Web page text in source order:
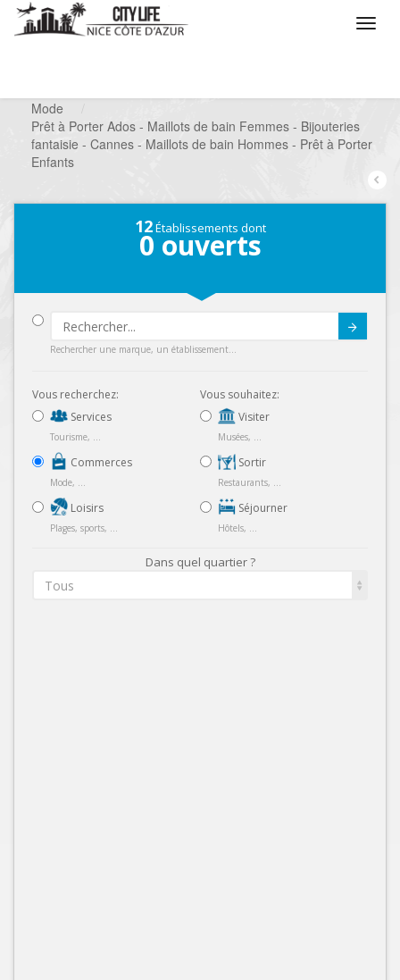
Mode
Prêt à Porter Ados - Maillots de bain Femmes - Bijouteries
fantaisie - Cannes - Maillots de bain Hommes - Prêt à Porter
Enfants
12Établissements dont
0 ouverts
Rechercher une marque, un établissement...
Vous recherchez:
Services
Tourisme, ...
Commerces
Mode, ...
Loisirs
Plages, sports, ...
Vous souhaitez:
Visiter
Musées, ...
Sortir
Restaurants, ...
Séjourner
Hôtels, ...
Dans quel quartier ?
Tous